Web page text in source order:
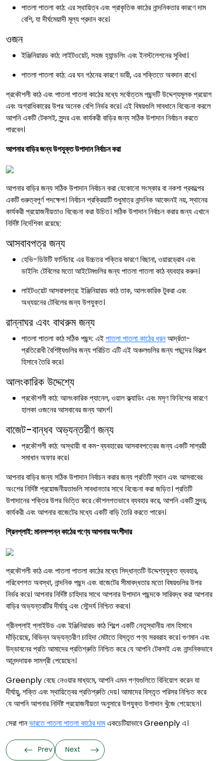
পাতলা পাতলা কাঠ: এর স্থায়িত্ব এবং প্রাকৃতিক কাঠের নান্দনিকতার কারণে দাম
বেশি, যা দীর্ঘমেয়াদী মূল্য প্রদান করে।
ওজন
ইঞ্জিনিয়ারড কাঠ: লাইটওয়েট, সহজ হ্যান্ডলিং এবং ইনস্টলেশনের সুবিধা।
পাতলা পাতলা কাঠ: এর ঘন গঠনের কারণে ভারী, এর শক্তিতে অবদান রাখে।
প্রকৌশলী কাঠ এবং পাতলা পাতলা কাঠের মধ্যে সর্বোত্তম পছন্দটি উদ্দেশ্যমূলক প্রয়োগ
এবং অগ্রাধিকারের উপর অনেক বেশি নির্ভর করে। এই বিষয়গুলি সাবধানে বিবেচনা করলে
আপনি একটি টেকসই, সুন্দর এবং কার্যকরী বাড়ির জন্য সঠিক উপাদান নির্বাচন করতে
পারবেন।
আপনার বাড়ির জন্য উপযুক্ত উপাদান নির্বাচন করা
আপনার বাড়ির জন্য সঠিক উপাদান নির্বাচন করা যেকোনো সংস্কার বা নকশা প্রকল্পের
একটি গুরুত্বপূর্ণ পদক্ষেপ। নির্বাচন প্রক্রিয়াটি শুধুমাত্র নান্দনিক আবেদনই নয়, স্থানের
কার্যকরী প্রয়োজনীয়তাও বিবেচনা করা উচিত। সঠিক উপাদান নির্বাচন করার জন্য এখানে
নির্দিষ্ট নির্দেশিকা রয়েছে:
আসবাবপত্র জন্য
হেভি-ডিউটি ​​ফার্নিচার: এর উচ্চতর শক্তির কারণে বিছানা, ওয়ারড্রোব এবং
ডাইনিং টেবিলের মতো আইটেমগুলির জন্য পাতলা পাতলা কাঠ ব্যবহার করুন।
লাইটওয়েট আসবাবপত্র: ইঞ্জিনিয়ারড কাঠ তাক, আলংকারিক টুকরা এবং
অধ্যয়নের টেবিলের জন্য উপযুক্ত।
রান্নাঘর এবং বাথরুম জন্য
পাতলা পাতলা কাঠ সঠিক পছন্দ: এইপাতলা পাতলা কাঠের ধরনআর্দ্রতা-
প্রতিরোধী বৈশিষ্ট্যগুলির জন্য পরিচিত এটি এই অঞ্চলগুলির জন্য পছন্দের বিকল্প
হিসাবে তৈরি করে।
আলংকারিক উদ্দেশ্যে
প্রকৌশলী কাঠ: আলংকারিক প্যানেল, ওয়াল ক্ল্যাডিং এবং মসৃণ ফিনিশের কারণে
হালকা ওজনের আসবাবের জন্য আদর্শ।
বাজেট-বান্ধব অভ্যন্তরীণ জন্য
প্রকৌশলী কাঠ: অস্থায়ী বা কম-ব্যবহারের আসবাবপত্রের জন্য একটি সাশ্রয়ী
সমাধান অফার করে।
আপনার বাড়ির জন্য সঠিক উপাদান নির্বাচন করার জন্য প্রতিটি স্থান এবং আসবাবের
অংশের নির্দিষ্ট প্রয়োজনীয়তাগুলি সাবধানতার সাথে বিবেচনা করা জড়িত। প্রতিটি
উপাদানের শক্তির উপর ভিত্তি করে কৌশলগতভাবে ব্যবহার করে, আপনি একটি সুন্দর,
কার্যকরী এবং আপনার বাজেটের মধ্যে একটি বাড়ি তৈরি করতে পারেন।
গ্রিনপ্লাই: মানসম্পন্ন কাঠের পণ্যে আপনার অংশীদার
প্রকৌশলী কাঠ এবং পাতলা পাতলা কাঠের মধ্যে সিদ্ধান্তটি উদ্দেশ্যযুক্ত ব্যবহার,
পরিবেশগত অবস্থা, নান্দনিক পছন্দ এবং বাজেটের সীমাবদ্ধতার মতো বিষয়গুলির উপর
নির্ভর করে। আপনার নির্দিষ্ট চাহিদার সাথে আপনার উপাদান পছন্দকে সারিবদ্ধ করা আপনার
বাড়ির অভ্যন্তরটির দীর্ঘায়ু এবং সৌন্দর্য নিশ্চিত করবে।
গ্রীনপ্লাই প্লাইউড এবং ইঞ্জিনিয়ারড কাঠ শিল্পে একটি নেতৃস্থানীয় নাম হিসাবে
দাঁড়িয়েছে, বিভিন্ন অভ্যন্তরীণ চাহিদা মেটাতে বিস্তৃত পণ্য সরবরাহ করে। গুণমান এবং
উদ্ভাবনের প্রতি আমাদের প্রতিশ্রুতি নিশ্চিত করে যে আপনি টেকসই এবং নান্দনিকভাবে
আনন্দদায়ক সামগ্রী পেয়েছেন।
Greenply বেছে নেওয়ার মাধ্যমে, আপনি এমন পণ্যগুলিতে বিনিয়োগ করেন যা
দীর্ঘায়ু, শক্তি এবং স্থায়িত্বের প্রতিশ্রুতি দেয়। আমাদের বিস্তৃত পরিসর নিশ্চিত করে
যে আপনি আপনার নির্দিষ্ট প্রয়োজনীয়তা অনুসারে উপযুক্ত উপাদান খুঁজে পেয়েছেন।
সেরা পানভারতে পাতলা পাতলা কাঠের দামএকচেটিয়াভাবে Greenply এ।
Prev Next